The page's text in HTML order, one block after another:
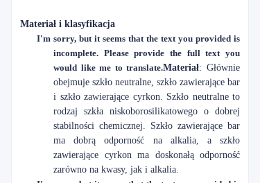
Materiał i klasyfikacja
I'm sorry, but it seems that the text you provided is
incomplete. Please provide the full text you
would like me to translate.Materiał: Głównie
obejmuje szkło neutralne, szkło zawierające bar
i szkło zawierające cyrkon. Szkło neutralne to
rodzaj szkła niskoborosilikatowego o dobrej
stabilności chemicznej. Szkło zawierające bar
ma dobrą odporność na alkalia, a szkło
zawierające cyrkon ma doskonałą odporność
zarówno na kwasy, jak i alkalia.